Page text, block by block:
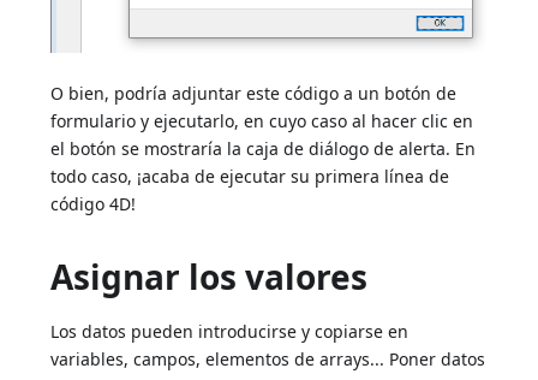
O bien, podría adjuntar este código a un botón de
formulario y ejecutarlo, en cuyo caso al hacer clic en
el botón se mostraría la caja de diálogo de alerta. En
todo caso, ¡acaba de ejecutar su primera línea de
código 4D!
Asignar los valores
Los datos pueden introducirse y copiarse en
variables, campos, elementos de arrays... Poner datos